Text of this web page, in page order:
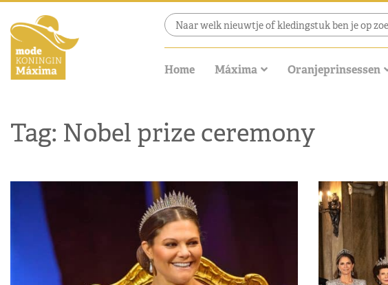
Home Máxima Oranjeprinsessen
Tag: Nobel prize ceremony